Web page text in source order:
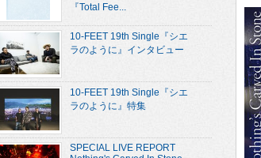
『Total Fee...
10-FEET 19th Single『シエ
ラのように』インタビュー
10-FEET 19th Single『シエ
ラのように』特集
SPECIAL LIVE REPORT